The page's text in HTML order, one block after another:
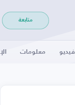
متابعة
فيديو معلومات